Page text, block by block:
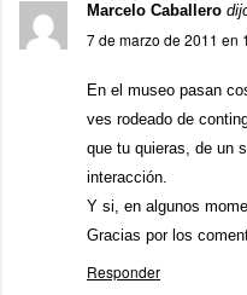
Marcelo Caballero
7 de marzo de 2011 en
En el museo pasan
ves rodeado de
que tu quieras, de un
interacción.
Y si, en algunos
Gracias por los
Responder